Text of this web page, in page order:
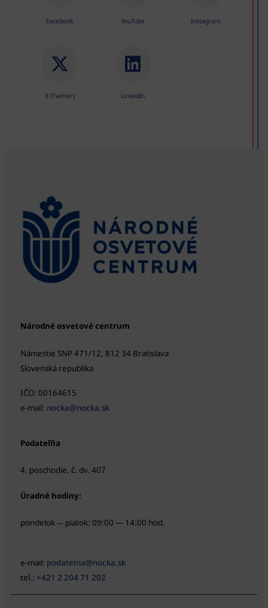
Facebook YouTube Instagram
X (Twitter) LinkedIn
Národné osvetové centrum
Námestie SNP 471/12, 812 34 Bratislava
Slovenská republika
IČO: 00164615
e-mail: nocka@nocka.sk
Podateľňa
4. poschodie, č. dv. 407
Úradné hodiny:
pondelok — piatok: 09:00 — 14:00 hod.
e-mail: podatelna@nocka.sk
tel.: +421 2 204 71 202